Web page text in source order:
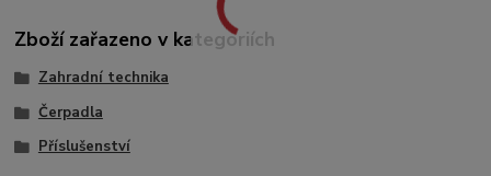
Zboží zařazeno v kategoriích
Zahradní technika
Čerpadla
Příslušenství